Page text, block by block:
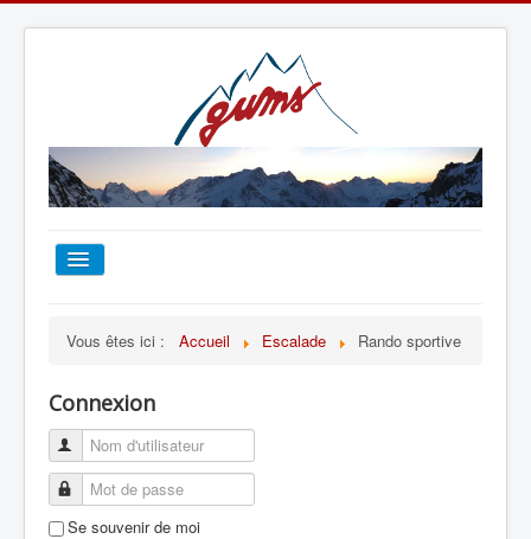
ESCALADE
ALPINISME
Vous êtes ici : Accueil Escalade Rando sportive
Connexion
Se souvenir de moi